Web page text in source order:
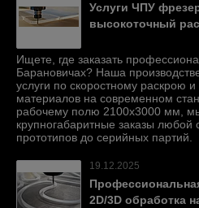
Услуги ЧПУ
высокоточный
Ищете, где заказать
Барановичах? Наша
услуги по скоростному раскрою
материалов на современном
рабочему полю 2100х3000 мм,
крупногабаритные заказы
прототипов до серийных партий.
19.12.2025
2D/3D обработка